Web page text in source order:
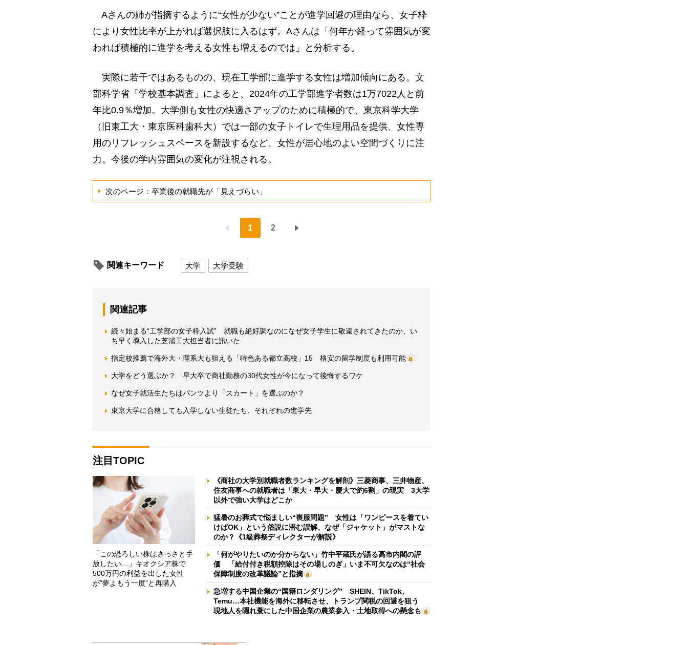
Aさんの姉が指摘するように“女性が少ない”ことが進学回避の理由なら、女子枠
により女性比率が上がれば選択肢に入るはず。Aさんは「何年か経って雰囲気が変
われば積極的に進学を考える女性も増えるのでは」と分析する。
実際に若干ではあるものの、現在工学部に進学する女性は増加傾向にある。文
部科学省「学校基本調査」によると、2024年の工学部進学者数は1万7022人と前
年比0.9％増加。大学側も女性の快適さアップのために積極的で、東京科学大学
（旧東工大・東京医科歯科大）では一部の女子トイレで生理用品を提供、女性専
用のリフレッシュスペースを新設するなど、女性が居心地のよい空間づくりに注
力。今後の学内雰囲気の変化が注視される。
次のページ：卒業後の就職先が「見えづらい」
1 2
関連キーワード 大学 大学受験
関連記事
続々始まる“工学部の女子枠入試” 就職も絶好調なのになぜ女子学生に敬遠されてきたのか、い
ち早く導入した芝浦工大担当者に訊いた
指定校推薦で海外大・理系大も狙える「特色ある都立高校」15 格安の留学制度も利用可能
大学をどう選ぶか？ 早大卒で商社勤務の30代女性が今になって後悔するワケ
なぜ女子就活生たちはパンツより「スカート」を選ぶのか？
東京大学に合格しても入学しない生徒たち、それぞれの進学先
注目TOPIC
「この恐ろしい株はさっさと手
放したい…」キオクシア株で
500万円の利益を出した女性
が“夢よもう一度”と再購入
《商社の大学別就職者数ランキングを解剖》三菱商事、三井物産、
住友商事への就職者は「東大・早大・慶大で約6割」の現実 3大学
以外で強い大学はどこか
猛暑のお葬式で悩ましい“喪服問題” 女性は「ワンピースを着てい
けばOK」という俗説に潜む誤解、なぜ「ジャケット」がマストな
のか？《1級葬祭ディレクターが解説》
「何がやりたいのか分からない」竹中平蔵氏が語る高市内閣の評
価 「給付付き税額控除はその場しのぎ」いま不可欠なのは“社会
保障制度の改革議論”と指摘
急増する中国企業の“国籍ロンダリング” SHEIN、TikTok、
Temu…本社機能を海外に移転させ、トランプ関税の回避を狙う
現地人を隠れ蓑にした中国企業の農業参入・土地取得への懸念も